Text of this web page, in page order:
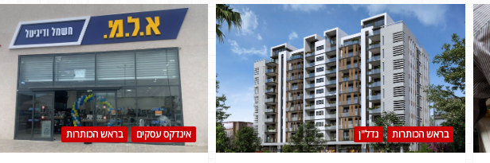
אינדקס עסקים בראש הכותרות בראש הכותרות נדל"ן